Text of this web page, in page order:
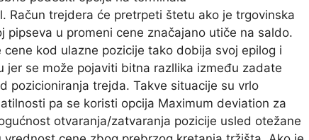
Račun trejdera će pretrpeti štetu ako je trgovinska
pipseva u promeni cene značajano utiče na saldo.
kod ulazne pozicije tako dobija svoj epilog i
jer se može pojaviti bitna razllika između zadate
pozicioniranja trejda. Takve situacije su vrlo
pa se koristi opcija Maximum deviation za
otvaranja/zatvaranja pozicije usled otežane